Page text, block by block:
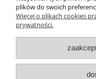
Dive Factory 24-
woj.
tel.12 418 39
plików do swoich
Więcej o plikach cookies
prywatności.